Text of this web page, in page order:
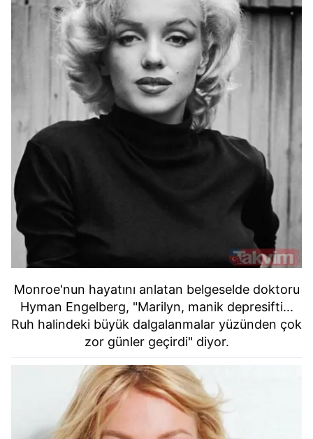
Monroe'nun hayatını anlatan belgeselde doktoru
Hyman Engelberg, "Marilyn, manik depresifti...
Ruh halindeki büyük dalgalanmalar yüzünden çok
zor günler geçirdi" diyor.